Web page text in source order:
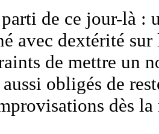
de ce jour-là :
avec dextérité
de mettre un
obligés de
dès